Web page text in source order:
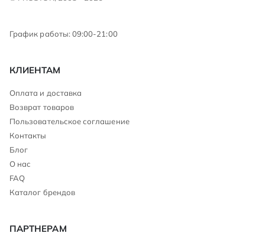
График работы: 09:00-21:00
КЛИЕНТАМ
Оплата и доставка
Возврат товаров
Пользовательское соглашение
Контакты
Блог
О нас
FAQ
Каталог брендов
ПАРТНЕРАМ